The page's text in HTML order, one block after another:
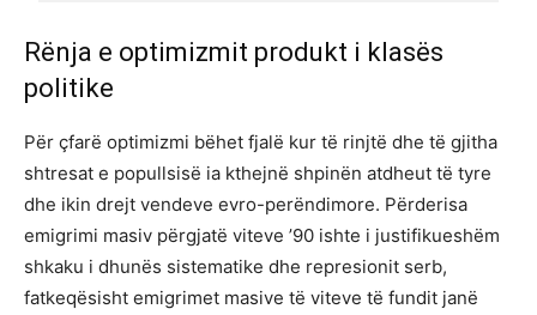
Rënja e optimizmit produkt i klasës
politike
Për çfarë optimizmi bëhet fjalë kur të rinjtë dhe të gjitha
shtresat e popullsisë ia kthejnë shpinën atdheut të tyre
dhe ikin drejt vendeve evro-perëndimore. Përderisa
emigrimi masiv përgjatë viteve ’90 ishte i justifikueshëm
shkaku i dhunës sistematike dhe represionit serb,
fatkeqësisht emigrimet masive të viteve të fundit janë